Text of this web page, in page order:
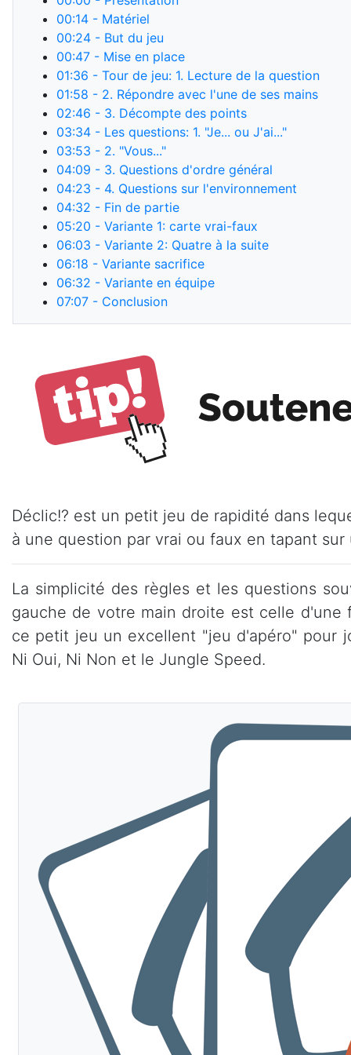
00:14 - Matériel
00:24 - But du jeu
00:47 - Mise en place
01:36 - Tour de jeu: 1. Lecture de la question
01:58 - 2. Répondre avec l'une de ses mains
02:46 - 3. Décompte des points
03:34 - Les questions: 1. "Je... ou J'ai..."
03:53 - 2. "Vous..."
04:09 - 3. Questions d'ordre général
04:23 - 4. Questions sur l'environnement
04:32 - Fin de partie
05:20 - Variante 1: carte vrai-faux
06:03 - Variante 2: Quatre à la suite
06:18 - Variante sacrifice
06:32 - Variante en équipe
07:07 - Conclusion
Déclic!? est un petit jeu de rapidité dans
à une question par vrai ou faux en tapant
La simplicité des règles et les questions
gauche de votre main droite est celle d'une
ce petit jeu un excellent "jeu d'apéro" pour
Ni Oui, Ni Non et le Jungle Speed.